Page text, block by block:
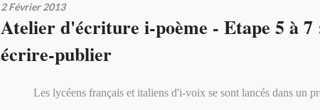
2 Février 2013
Atelier d'écriture i-poème - Etape 5 à
écrire-publier
Les lycéens français et italiens d'i-voix se sont lancés dans un